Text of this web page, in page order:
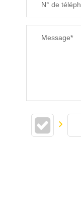
N° de
Message*